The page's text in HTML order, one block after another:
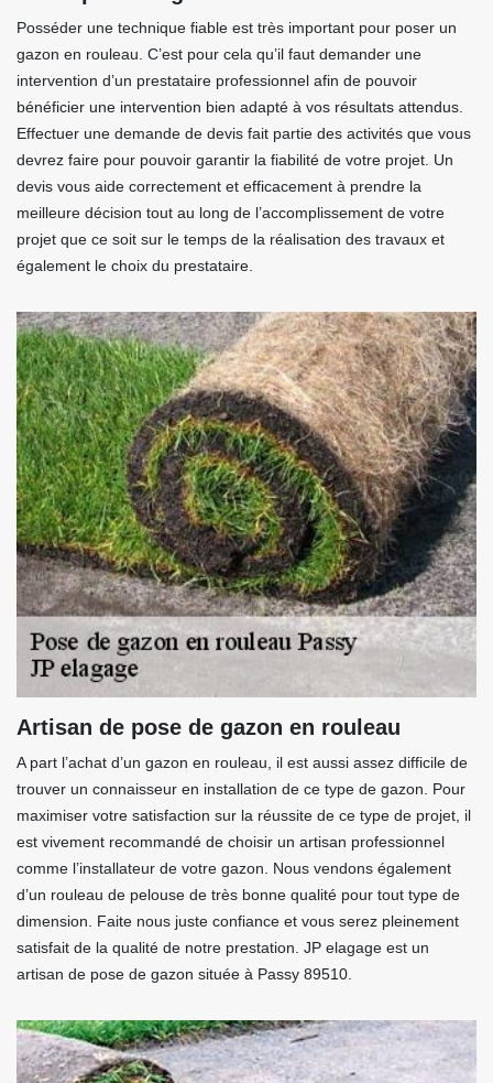
Posséder une technique fiable est très important pour poser un
gazon en rouleau. C’est pour cela qu’il faut demander une
intervention d’un prestataire professionnel afin de pouvoir
bénéficier une intervention bien adapté à vos résultats attendus.
Effectuer une demande de devis fait partie des activités que vous
devrez faire pour pouvoir garantir la fiabilité de votre projet. Un
devis vous aide correctement et efficacement à prendre la
meilleure décision tout au long de l’accomplissement de votre
projet que ce soit sur le temps de la réalisation des travaux et
également le choix du prestataire.
Artisan de pose de gazon en rouleau
A part l’achat d’un gazon en rouleau, il est aussi assez difficile de
trouver un connaisseur en installation de ce type de gazon. Pour
maximiser votre satisfaction sur la réussite de ce type de projet, il
est vivement recommandé de choisir un artisan professionnel
comme l’installateur de votre gazon. Nous vendons également
d’un rouleau de pelouse de très bonne qualité pour tout type de
dimension. Faite nous juste confiance et vous serez pleinement
satisfait de la qualité de notre prestation. JP elagage est un
artisan de pose de gazon située à Passy 89510.